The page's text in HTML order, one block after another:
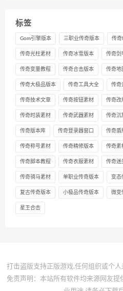
标签
Gom引擎版本 三职业传奇版本 传奇
传奇光柱素材 传奇冰雪版本 传奇剑
传奇变量教程 传奇合击版本 传奇地
传奇大极品版本 传奇工具大全 传奇
传奇技术文章 传奇按钮素材 传奇改
传奇时装素材 传奇武器素材 传奇沉
传奇版本库 传奇登录器窗口 传奇盾
传奇称号素材 传奇精修版本 传奇素
传奇脚本教程 传奇衣服素材 传奇迷
传奇骑马素材 单职业传奇版本 变态
复古传奇版本 小极品传奇版本 微变
星王合击
打击盗版支持正版游戏,任何组织或个
免责声明：本站所有软件均来源网友提